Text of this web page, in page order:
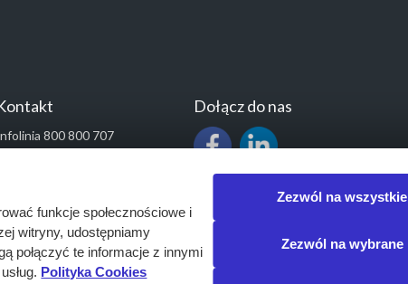
800 800 707
Dołącz do nas
funkcje społecznościowe i
witryny, udostępniamy
połączyć te informacje z innymi
Polityka Cookies
Zezwól na wszystkie
Zezwól na wybrane